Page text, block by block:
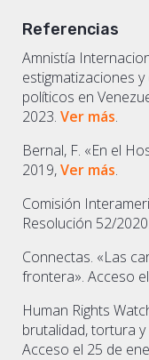
Referencias
Amnistía
estigmatizaciones
políticos en
2023. Ver más.
Bernal, F. «En el
2019,Ver más.
Comisión
Resolución 52/2020.
Connectas. «Las
frontera». Acceso
Human Rights
brutalidad, tortura
Acceso el 25 de